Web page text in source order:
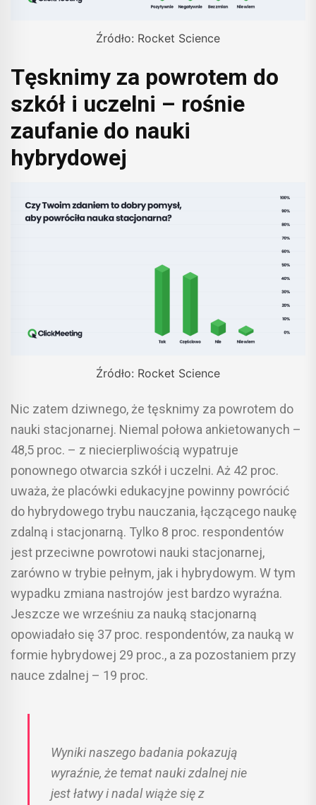
Źródło: Rocket Science
Tęsknimy za powrotem do
szkół i uczelni – rośnie
zaufanie do nauki
hybrydowej
Źródło: Rocket Science
Nic zatem dziwnego, że tęsknimy za powrotem do
nauki stacjonarnej. Niemal połowa ankietowanych –
48,5 proc. – z niecierpliwością wypatruje
ponownego otwarcia szkół i uczelni. Aż 42 proc.
uważa, że placówki edukacyjne powinny powrócić
do hybrydowego trybu nauczania, łączącego naukę
zdalną i stacjonarną. Tylko 8 proc. respondentów
jest przeciwne powrotowi nauki stacjonarnej,
zarówno w trybie pełnym, jak i hybrydowym. W tym
wypadku zmiana nastrojów jest bardzo wyraźna.
Jeszcze we wrześniu za nauką stacjonarną
opowiadało się 37 proc. respondentów, za nauką w
formie hybrydowej 29 proc., a za pozostaniem przy
nauce zdalnej – 19 proc.
Wyniki naszego badania pokazują
wyraźnie, że temat nauki zdalnej nie
jest łatwy i nadal wiąże się z